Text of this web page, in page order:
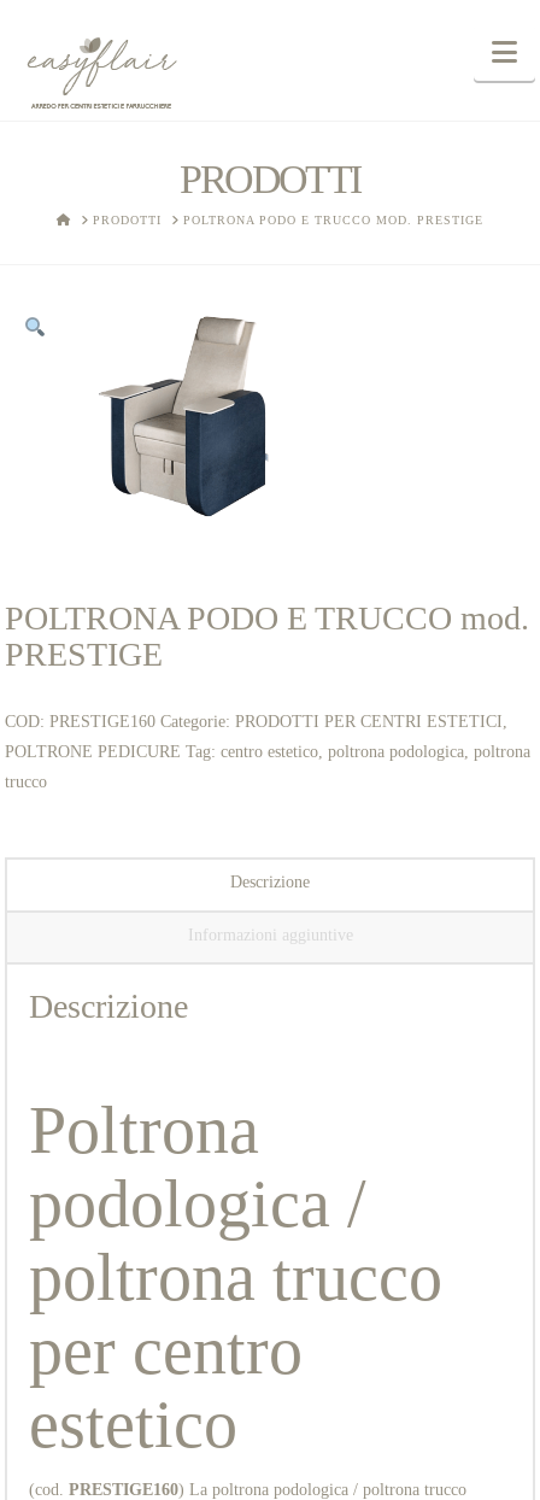
PRODOTTI
HOMEPRODOTTI POLTRONA PODO E TRUCCO MOD. PRESTIGE
POLTRONA PODO E TRUCCO mod.
PRESTIGE
COD:PRESTIGE160 Categorie:PRODOTTI PER CENTRI ESTETICI
POLTRONE PEDICURE Tag:centro estetico ,poltrona podologica ,poltrona
trucco
Descrizione
Informazioni aggiuntive
Descrizione
Poltrona
podologica /
poltrona trucco
per centro
estetico
(cod. PRESTIGE160) La poltrona podologica / poltrona trucco